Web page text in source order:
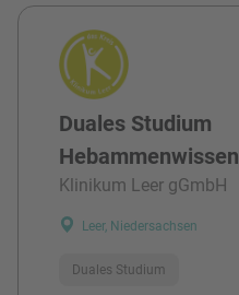
Duales Studium
Klinikum Leer gGmbH
Leer, Niedersachsen
Duales Studium